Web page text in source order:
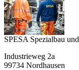
SPESA Spezialbau
Industrieweg 2a
99734 Nordhausen